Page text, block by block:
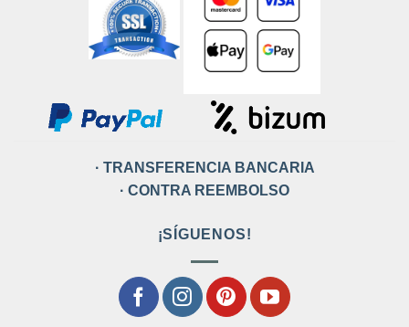
· TRANSFERENCIA BANCARIA
· CONTRA REEMBOLSO
¡SÍGUENOS!